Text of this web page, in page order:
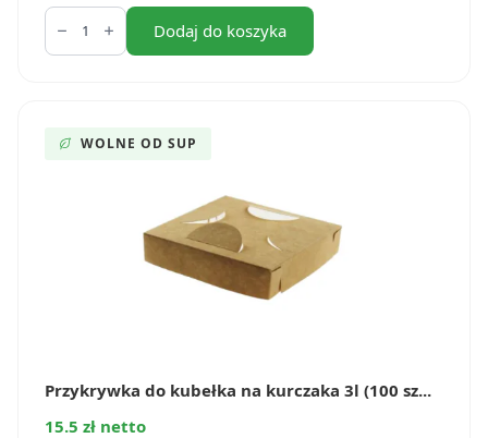
ilość
Kubełki
na
szt.)
Dodaj do koszyka
WOLNE OD SUP
Przykrywka do kubełka na kurczaka 3l (100 sz...
15.5 zł netto